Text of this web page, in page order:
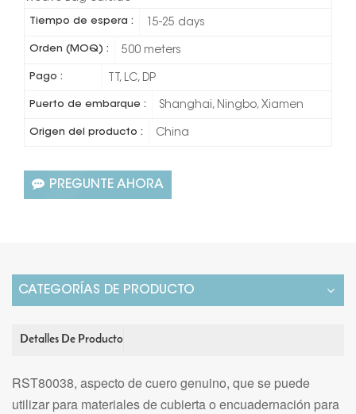
Tiempo de espera : 15-25 days
Orden (MOQ) : 500 meters
Pago : TT, LC, DP
Puerto de embarque : Shanghai, Ningbo, Xiamen
Origen del producto : China
PREGUNTE AHORA
CATEGORÍAS DE PRODUCTO
Detalles De Producto
RST80038, aspecto de cuero genuino, que se puede
utilizar para materiales de cubierta o encuadernación para